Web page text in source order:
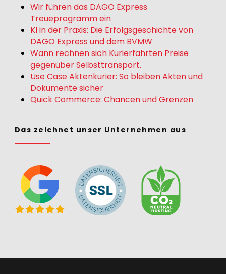
Wir führen das DAGO Express
Treueprogramm ein
KI in der Praxis: Die Erfolgsgeschichte von
DAGO Express und dem BVMW
Wann rechnen sich Kurierfahrten Preise
gegenüber Selbsttransport.
Use Case Aktenkurier: So bleiben Akten und
Dokumente sicher
Quick Commerce: Chancen und Grenzen
Das zeichnet unser Unternehmen aus